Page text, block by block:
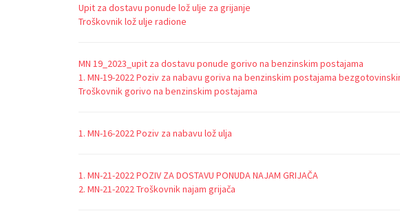
Upit za dostavu ponude lož ulje za grijanje
Troškovnik lož ulje radione
MN 19_2023_upit za dostavu ponude gorivo na benzinskim postajama
1. MN-19-2022 Poziv za nabavu goriva na benzinskim postajama
Troškovnik gorivo na benzinskim postajama
1. MN-16-2022 Poziv za nabavu lož ulja
1. MN-21-2022 POZIV ZA DOSTAVU PONUDA NAJAM GRIJAČA
2. MN-21-2022 Troškovnik najam grijača